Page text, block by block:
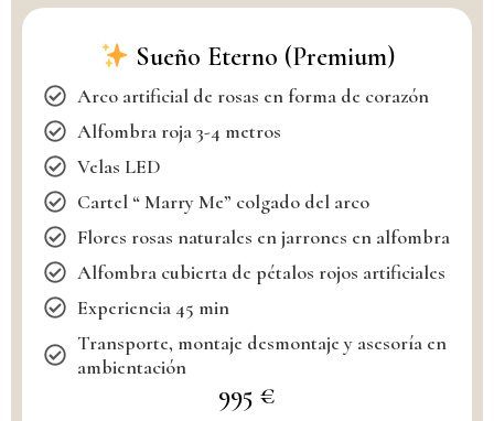
Sueño Eterno (Premium)
Arco artificial de rosas en forma de corazón
Alfombra roja 3-4 metros
Velas LED
Cartel “ Marry Me” colgado del arco
Flores rosas naturales en jarrones en alfombra
Alfombra cubierta de pétalos rojos artificiales
Experiencia 45 min
Transporte, montaje desmontaje y asesoría en
ambientación
995 €